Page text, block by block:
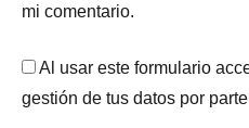
mi comentario.
Al usar este formulario
gestión de tus datos por